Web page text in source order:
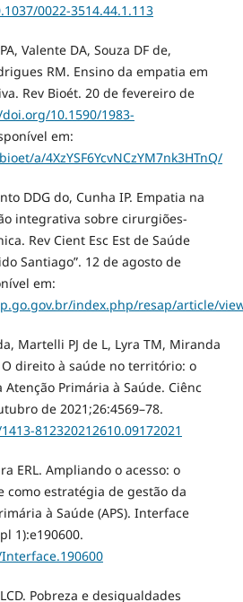
0022-3514.44.1.113
Valente DA, Souza DF de,
RM. Ensino da empatia em
Rev Bioét. 20 de fevereiro de
10.1590/1983-
em:
a/4XzYSF6YcvNCzYM7nk3HTnQ/
DDG do, Cunha IP. Empatia na
integrativa sobre cirurgiões-
Rev Cient Esc Est de Saúde
Santiago”. 12 de agosto de
em:
index.php/resap/article/
Martelli PJ de L, Lyra TM, Miranda
O direito à saúde no território: o
Primária à Saúde. Ciênc
de 2021;26:4569–78.
812320212610.09172021
ERL. Ampliando o acesso: o
como estratégia de gestão da
à Saúde (APS). Interface
1):e190600.
Pobreza e desigualdades